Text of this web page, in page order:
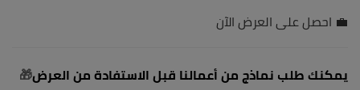
💼 احصل على العرض الآن
يمكنك طلب نماذج من أعمالنا قبل الاستفادة من العرض🎁